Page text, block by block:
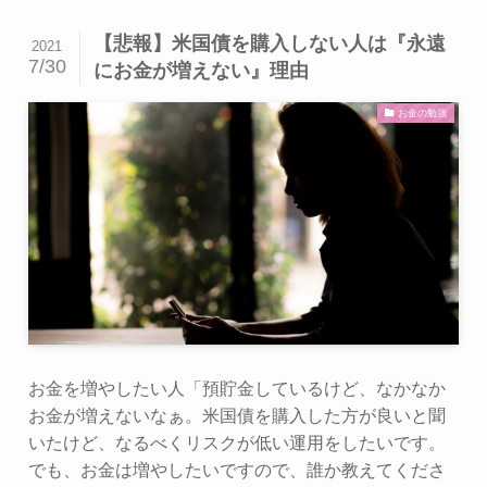
【悲報】米国債を購入しない人は『永遠
にお金が増えない』理由
2021
7/30
お金の勉強
お金を増やしたい人「預貯金しているけど、なかなか
お金が増えないなぁ。米国債を購入した方が良いと聞
いたけど、なるべくリスクが低い運用をしたいです。
でも、お金は増やしたいですので、誰か教えてくださ